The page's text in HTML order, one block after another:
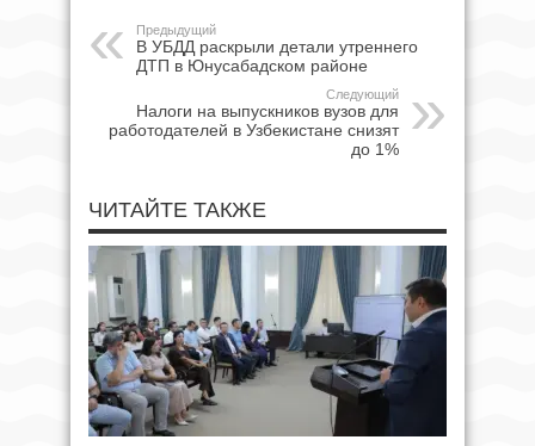
Предыдущий
В УБДД раскрыли детали утреннего
ДТП в Юнусабадском районе
Следующий
Налоги на выпускников вузов для
работодателей в Узбекистане снизят
до 1%
ЧИТАЙТЕ ТАКЖЕ